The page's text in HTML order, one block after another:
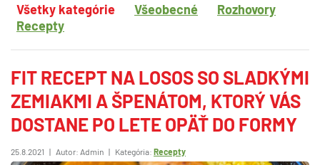
Všetky kategórie Všeobecné
Rozhovory
Recepty
FIT RECEPT NA LOSOS SO SLADKÝMI
ZEMIAKMI A ŠPENÁTOM, KTORÝ VÁS
DOSTANE PO LETE OPÄŤ DO FORMY
25.8.2021 | Autor: Admin | Kategória: Recepty